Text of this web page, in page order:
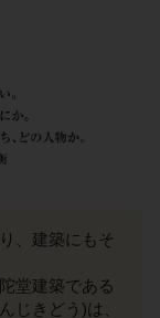
、建築にもそ
堂建築である
じきどう)は、